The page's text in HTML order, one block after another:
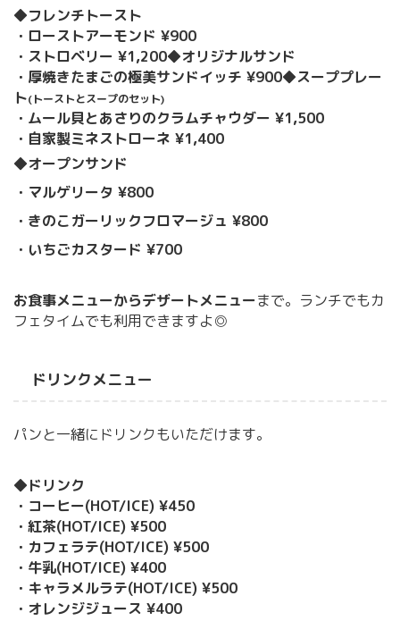
◆フレンチトースト
・ローストアーモンド ¥900
・ストロベリー ¥1,200◆オリジナルサンド
・厚焼きたまごの極美サンドイッチ ¥900◆スーププレー
ト(トーストとスープのセット)
・ムール貝とあさりのクラムチャウダー ¥1,500
・自家製ミネストローネ ¥1,400
◆オープンサンド
・マルゲリータ ¥800
・きのこガーリックフロマージュ ¥800
・いちごカスタード ¥700
お食事メニューからデザートメニューまで。ランチでもカ
フェタイムでも利用できますよ◎
ドリンクメニュー
パンと一緒にドリンクもいただけます。
◆ドリンク
・コーヒー(HOT/ICE) ¥450
・紅茶(HOT/ICE) ¥500
・カフェラテ(HOT/ICE) ¥500
・牛乳(HOT/ICE) ¥400
・キャラメルラテ(HOT/ICE) ¥500
・オレンジジュース ¥400